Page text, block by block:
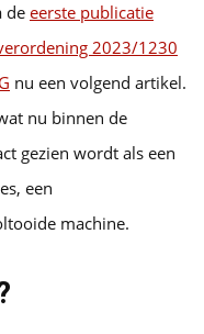
de eerste publicatie
2023/1230
nu een volgend artikel.
nu binnen de
gezien wordt als een
een
machine.